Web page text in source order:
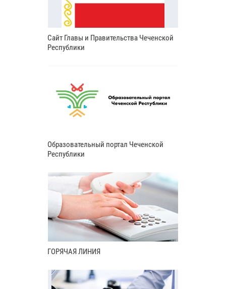
Сайт Главы и Правительства Чеченской
Республики
Образовательный портал Чеченской
Республики
ГОРЯЧАЯ ЛИНИЯ